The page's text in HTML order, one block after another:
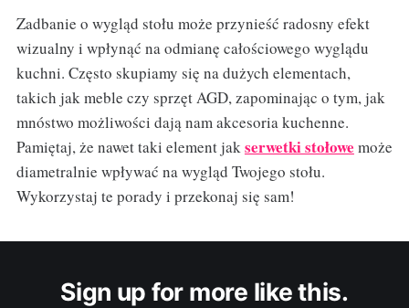
Zadbanie o wygląd stołu może przynieść radosny efekt
wizualny i wpłynąć na odmianę całościowego wyglądu
kuchni. Często skupiamy się na dużych elementach,
takich jak meble czy sprzęt AGD, zapominając o tym, jak
mnóstwo możliwości dają nam akcesoria kuchenne.
Pamiętaj, że nawet taki element jakserwetki stołowe może
diametralnie wpływać na wygląd Twojego stołu.
Wykorzystaj te porady i przekonaj się sam!
Sign up for more like this.